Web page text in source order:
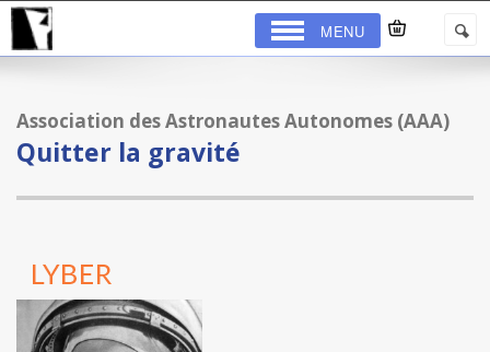
MENU
Association des Astronautes Autonomes (AAA)
Quitter la gravité